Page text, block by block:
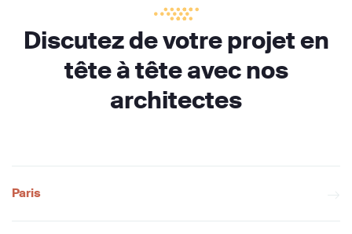
Discutez de votre projet en
tête à tête avec nos
architectes
Paris